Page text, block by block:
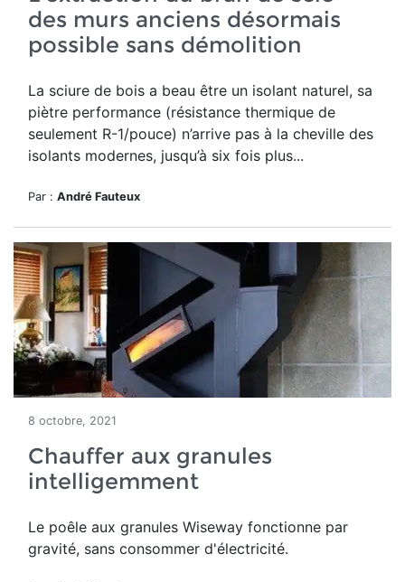
des murs anciens désormais
possible sans démolition
La sciure de bois a beau être un isolant naturel, sa
piètre performance (résistance thermique de
seulement R-1/pouce) n’arrive pas à la cheville des
isolants modernes, jusqu’à six fois plus...
Par : André Fauteux
8 octobre, 2021
Chauffer aux granules
intelligemment
Le poêle aux granules Wiseway fonctionne par
gravité, sans consommer d'électricité.